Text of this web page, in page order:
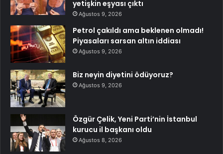
yetişkin eşyası çıktı
Ağustos 9, 2026
Petrol çakıldı ama beklenen olmadı!
Piyasaları sarsan altın iddiası
Ağustos 9, 2026
Biz neyin diyetini ödüyoruz?
Ağustos 9, 2026
Özgür Çelik, Yeni Parti’nin İstanbul
kurucu il başkanı oldu
Ağustos 8, 2026